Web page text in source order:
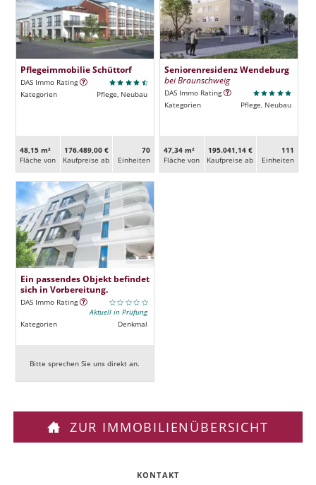
Pflegeimmobilie Schüttorf
DAS Immo Rating
Kategorien
Pflege, Neubau
48,15 m²
Fläche von
176.489,00 €
Kaufpreise ab
70
Ein­heiten
Seniorenresidenz Wendeburg
bei Braunschweig
DAS Immo Rating
Kategorien
Pflege, Neubau
47,34 m²
Fläche von
195.041,14 €
Kaufpreise ab
111
Ein­heiten
Ein passendes Objekt befindet
sich in Vorbereitung.
DAS Immo Rating
Aktuell in Prüfung
Kategorien
Denkmal
Bitte sprechen Sie uns direkt an.
ZUR IMMOBILIENÜBERSICHT
KONTAKT